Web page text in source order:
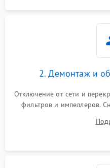
2. Демонтаж и
Отключение от сети и
фильтров и импеллеров.
циркуляционному